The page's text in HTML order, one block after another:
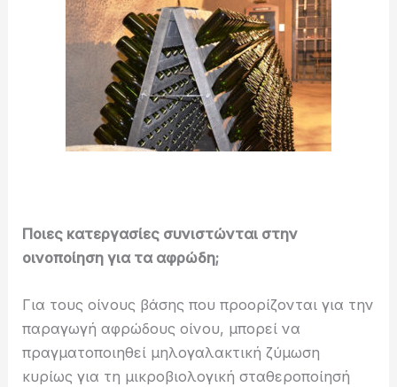
Ποιες κατεργασίες συνιστώνται στην
οινοποίηση για τα αφρώδη;
Για τους οίνους βάσης που προορίζονται για την
παραγωγή αφρώδους οίνου, μπορεί να
πραγματοποιηθεί μηλογαλακτική ζύμωση
κυρίως για τη μικροβιολογική σταθεροποίησή